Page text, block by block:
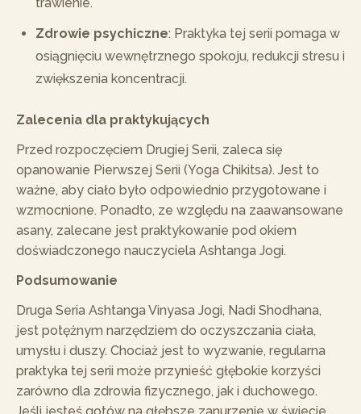
Zdrowie psychiczne: Praktyka tej serii pomaga w
osiągnięciu wewnętrznego spokoju, redukcji stresu i
zwiększenia koncentracji.
Zalecenia dla praktykujących
Przed rozpoczęciem Drugiej Serii, zaleca się
opanowanie Pierwszej Serii (Yoga Chikitsa). Jest to
ważne, aby ciało było odpowiednio przygotowane i
wzmocnione. Ponadto, ze względu na zaawansowane
asany, zalecane jest praktykowanie pod okiem
doświadczonego nauczyciela Ashtanga Jogi.
Podsumowanie
Druga Seria Ashtanga Vinyasa Jogi, Nadi Shodhana,
jest potężnym narzędziem do oczyszczania ciała,
umysłu i duszy. Chociaż jest to wyzwanie, regularna
praktyka tej serii może przynieść głębokie korzyści
zarówno dla zdrowia fizycznego, jak i duchowego.